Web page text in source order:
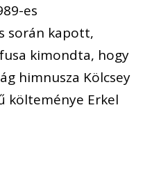
es
során kapott,
kimondta, hogy
himnusza Kölcsey
költeménye Erkel